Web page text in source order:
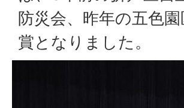
防災会、昨年の五色
賞となりました。